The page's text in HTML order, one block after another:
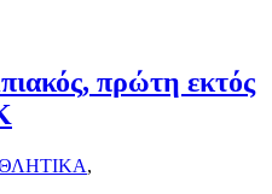
πρώτη εκτός
,